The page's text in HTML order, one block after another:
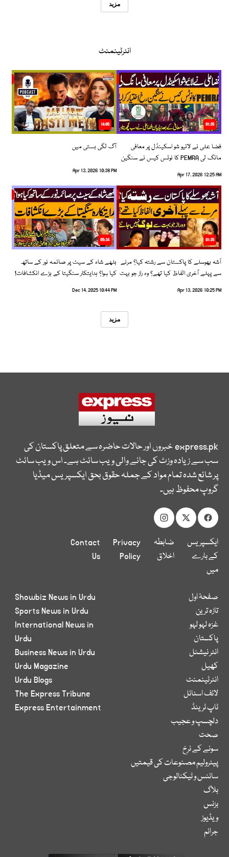
مزید
انٹرٹینمنٹ
01:35
فضا علی نے لائیو شو اسکینڈل پر معافی
مانگ لی PEMRA کا نوٹس کیس نے سنگین
Apr 17, 2026 12:25 AM
14:05
آگ لگی بستی میں
Apr 13, 2026 10:38 PM
01:35
آشہ بھوسلے کا پاکستان سے رشتہ کیا؟ مرنے
سے پہلے آخری الفاظ کیا تھے؟ وہ راز جو بہت
Apr 13, 2026 10:25 PM
05:34
بلھے شاہ کے سیٹ پر صائمہ نور کے ساتھ
کیا ہوا؟ ہدایتکار سنگیتا کے بڑے انکشافات!
Dec 14, 2025 10:44 PM
مزید
express.pkخبروں اور حالات حاضرہ سے متعلق پاکستان کی
سب سے زیادہ وزٹ کی جانے والی ویب سائٹ ہے۔ اس ویب سائٹ
پر شائع شدہ تمام مواد کے جملہ حقوق بحق ایکسپریس میڈیا
گروپ محفوظ ہیں۔
ایکسپریس
کے بارے
میں
ضابطہ
اخلاق
Privacy
Policy
Contact
Us
صفحۂ اول
تازہ ترین
غزہ لہو لہو
پاکستان
انٹر نیشنل
کھیل
انٹرٹینمنٹ
لائف اسٹائل
ٹاپ ٹرینڈ
دلچسپ و عجیب
صحت
سونے کے نرخ
پیٹرولیم مصنوعات کی قیمتیں
سائنس و ٹیکنالوجی
بلاگ
بزنس
ویڈیوز
جرائم
Showbiz News in Urdu
Sports News in Urdu
International News in
Urdu
Business News in Urdu
Urdu Magazine
Urdu Blogs
The Express Tribune
Express Entertainment